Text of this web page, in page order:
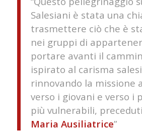
Salesiani è stata una
trasmettere ciò che è
nei gruppi di
portare avanti il
ispirato al carisma
rinnovando la missione
verso i giovani e verso i
più vulnerabili,
Maria Ausiliatrice”